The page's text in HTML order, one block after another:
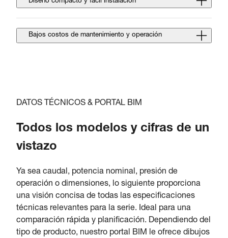
Bajos costos de mantenimiento y operación
DATOS TÉCNICOS & PORTAL BIM
Todos los modelos y cifras de un
vistazo
Ya sea caudal, potencia nominal, presión de
operación o dimensiones, lo siguiente proporciona
una visión concisa de todas las especificaciones
técnicas relevantes para la serie. Ideal para una
comparación rápida y planificación. Dependiendo del
tipo de producto, nuestro portal BIM le ofrece dibujos